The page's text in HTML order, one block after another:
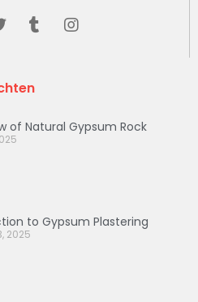
of Natural Gypsum Rock
to Gypsum Plastering
2025